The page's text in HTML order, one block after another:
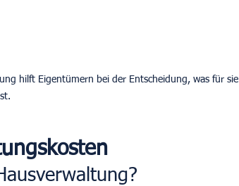
hilft Eigentümern bei der Entscheidung, was für sie